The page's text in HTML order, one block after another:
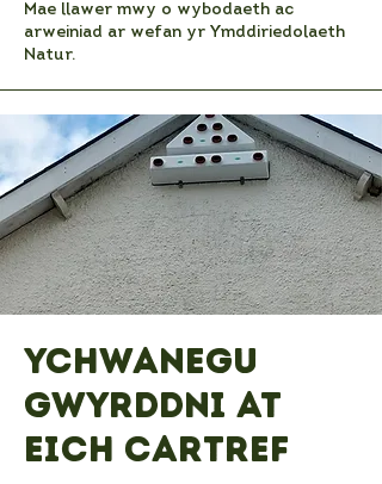
Mae llawer mwy o wybodaeth ac
arweiniad ar wefan yr Ymddiriedolaeth
Natur.
Ychwanegu
gwyrddni at
eich cartref